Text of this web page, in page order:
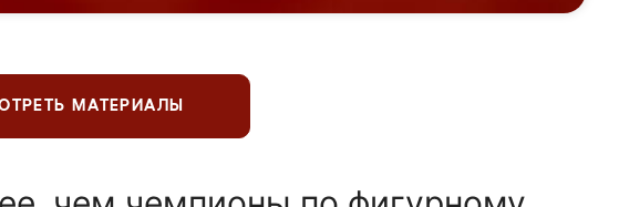
МАТЕРИАЛЫ